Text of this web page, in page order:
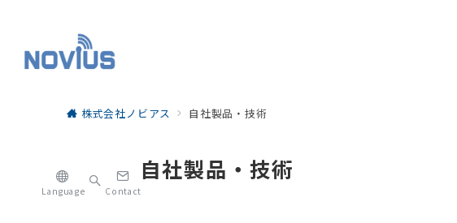
Language Contact
株式会社ノビアス 自社製品・技術
自社製品・技術